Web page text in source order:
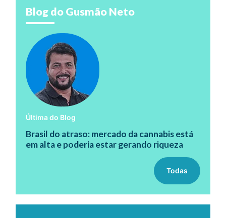
Blog do Gusmão Neto
Última do Blog
Brasil do atraso: mercado da cannabis está
em alta e poderia estar gerando riqueza
Todas